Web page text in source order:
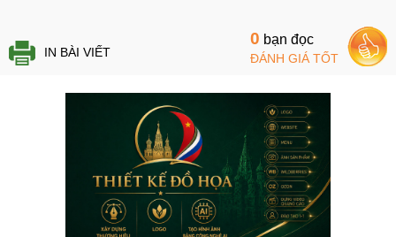
IN BÀI VIẾT
0 bạn đọc
ĐÁNH GIÁ TỐT